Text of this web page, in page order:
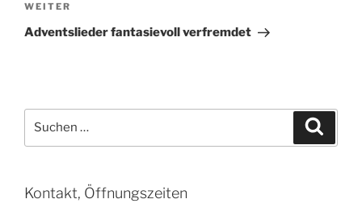
Nächster
Beitrag
WEITER
Adventslieder fantasievoll verfremdet
nach:
Kontakt, Öffnungszeiten